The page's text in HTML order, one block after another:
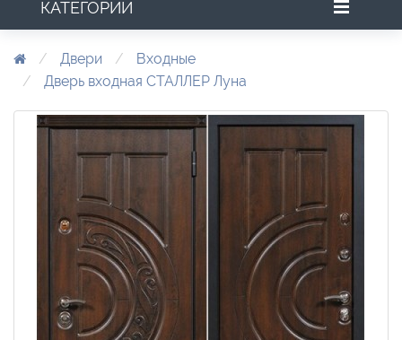
КАТЕГОРИИ
Двери
Входные
Дверь входная СТАЛЛЕР Луна